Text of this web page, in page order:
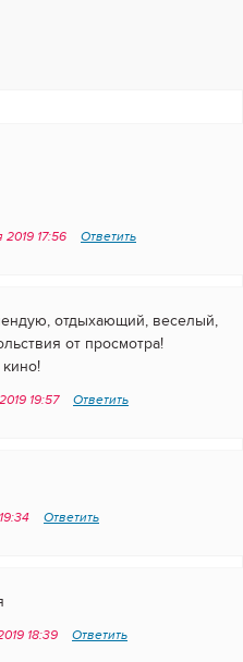
17:56 Ответить
отдыхающий, веселый,
от просмотра!
19:57 Ответить
Ответить
18:39 Ответить